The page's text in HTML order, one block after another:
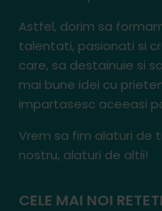
Astfel, dorim sa
talentati, pasionati si
care, sa destainuie si
mai bune idei cu
impartasesc aceeasi
Vrem sa fim alaturi de
nostru, alaturi de altii!
CELE MAI NOI